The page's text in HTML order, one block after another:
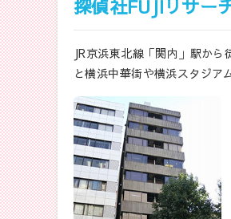
探偵社FUJIリサー
JR京浜東北線「関内」駅か
と横浜中華街や横浜スタジ